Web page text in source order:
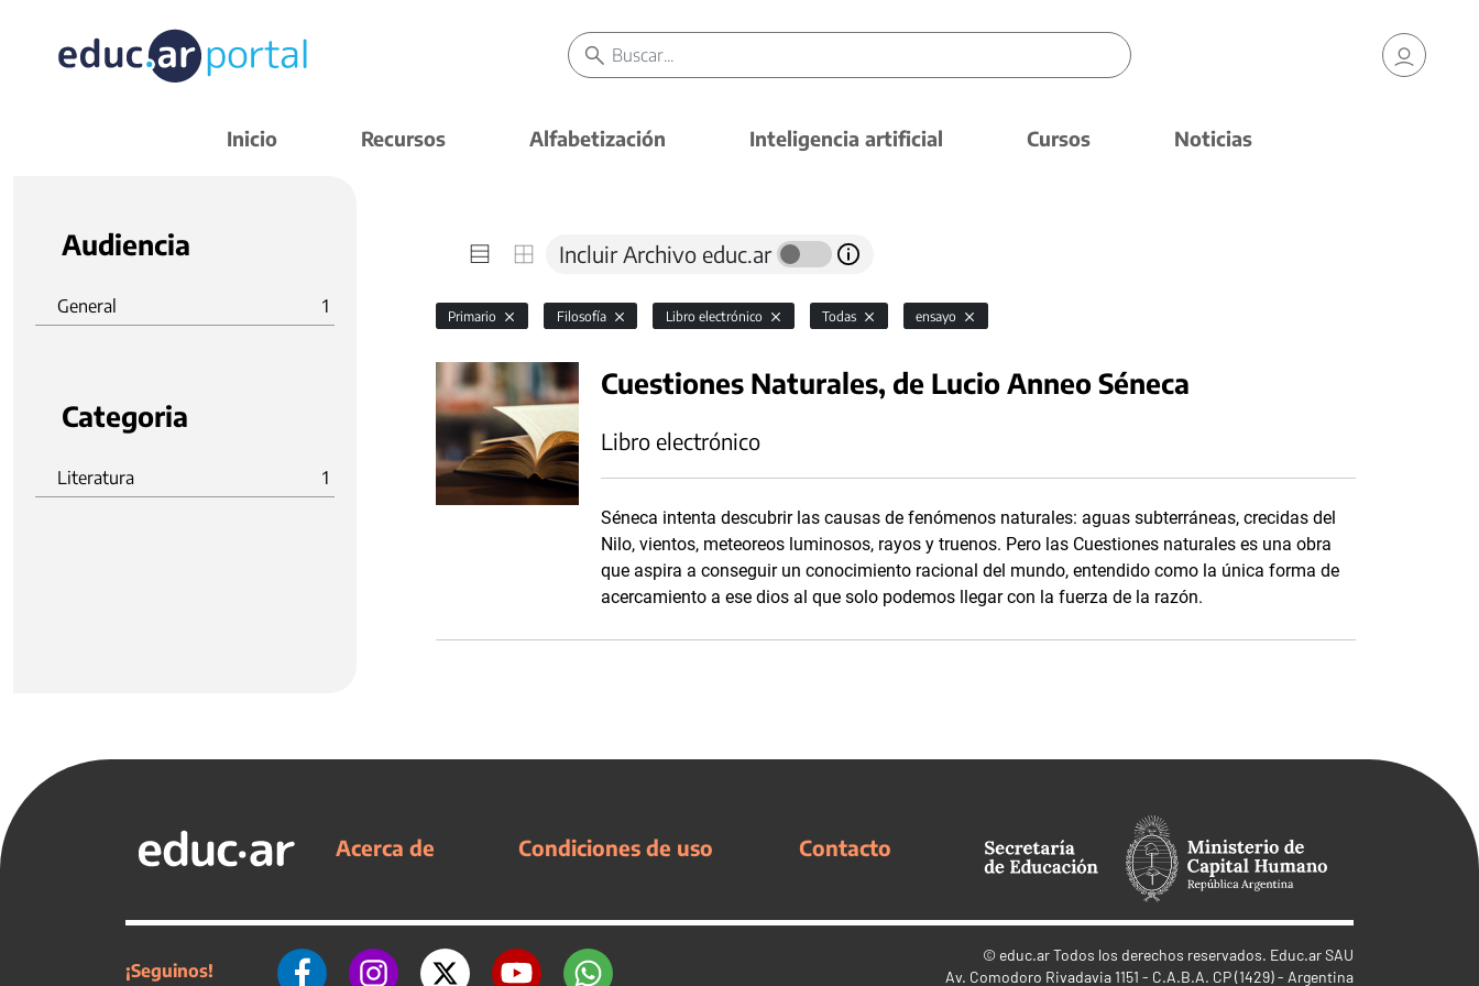
Inicio Recursos Alfabetización Inteligencia artificial Cursos Noticias
Audiencia
General 1
Categoria
Literatura 1
Incluir Archivo educ.ar
Primario Filosofía Libro electrónico Todas ensayo
Cuestiones Naturales, de Lucio Anneo Séneca
Libro electrónico
Séneca intenta descubrir las causas de fenómenos naturales: aguas subterráneas, crecidas del
Nilo, vientos, meteoreos luminosos, rayos y truenos. Pero las Cuestiones naturales es una obra
que aspira a conseguir un conocimiento racional del mundo, entendido como la única forma de
acercamiento a ese dios al que solo podemos llegar con la fuerza de la razón.
Acerca de Condiciones de uso Contacto
¡Seguinos!
© educ.arTodos los derechos reservados. Educ.ar SAU
Av. Comodoro Rivadavia 1151 - C.A.B.A. CP (1429) - Argentina